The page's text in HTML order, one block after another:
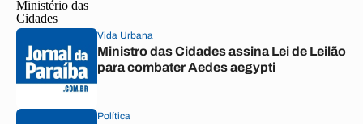
Vida Urbana
Ministro das Cidades assina Lei de Leilão
para combater Aedes aegypti
Política